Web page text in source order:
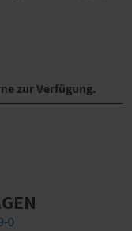
zur Verfügung.
0